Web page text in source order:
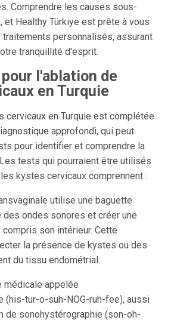
Comprendre les causes sous-
et Healthy Türkiye est prête à vous
personnalisés, assurant
tranquillité d'esprit.
l'ablation de
en Turquie
cervicaux en Turquie est complétée
approfondi, qui peut
pour identifier et comprendre la
tests qui pourraient être utilisés
kystes cervicaux comprennent :
utilise une baguette
des ondes sonores et créer une
son intérieur. Cette
la présence de kystes ou des
du tissu endométrial.
médicale appelée
(his-tur-o-suh-NOG-ruh-fee), aussi
de sonohystérographie (son-oh-